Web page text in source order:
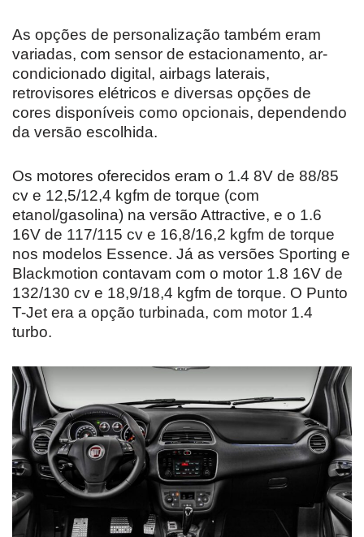
As opções de personalização também eram
variadas, com sensor de estacionamento, ar-
condicionado digital, airbags laterais,
retrovisores elétricos e diversas opções de
cores disponíveis como opcionais, dependendo
da versão escolhida.
Os motores oferecidos eram o 1.4 8V de 88/85
cv e 12,5/12,4 kgfm de torque (com
etanol/gasolina) na versão Attractive, e o 1.6
16V de 117/115 cv e 16,8/16,2 kgfm de torque
nos modelos Essence. Já as versões Sporting e
Blackmotion contavam com o motor 1.8 16V de
132/130 cv e 18,9/18,4 kgfm de torque. O Punto
T-Jet era a opção turbinada, com motor 1.4
turbo.